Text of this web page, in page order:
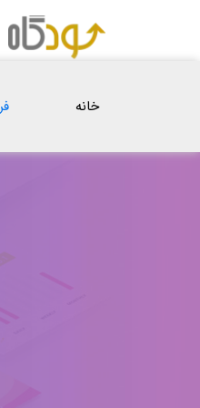
خانه